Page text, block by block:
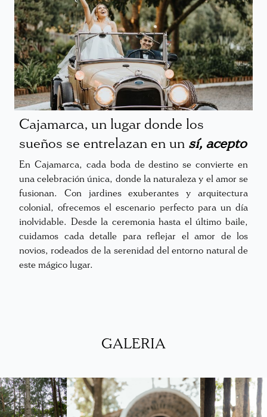
Cajamarca, un lugar donde los
sueños se entrelazan en un sí, acepto
En Cajamarca, cada boda de destino se convierte en
una celebración única, donde la naturaleza y el amor se
fusionan. Con jardines exuberantes y arquitectura
colonial, ofrecemos el escenario perfecto para un día
inolvidable. Desde la ceremonia hasta el último baile,
cuidamos cada detalle para reflejar el amor de los
novios, rodeados de la serenidad del entorno natural de
este mágico lugar.
GALERIA